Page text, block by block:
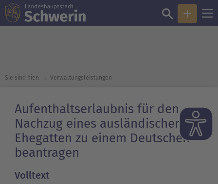
Sie sind hier: Verwaltungsleistungen
Aufenthaltserlaubnis für den
Nachzug eines ausländischen
Ehegatten zu einem Deutschen
beantragen
Volltext